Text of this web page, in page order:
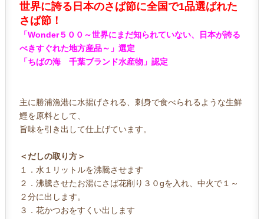
世界に誇る日本のさば節に全国で1品選ばれた
さば節！
「Wonder５００～世界にまだ知られていない、日本が誇る
べきすぐれた地方産品～」選定
「ちばの海 千葉ブランド水産物」認定
主に勝浦漁港に水揚げされる、刺身で食べられるような生鮮
鰹を原料として、
旨味を引き出して仕上げています。
＜だしの取り方＞
１．水１リットルを沸騰させます
２．沸騰させたお湯にさば花削り３０gを入れ、中火で１～
２分に出します。
３．花かつおをすくい出します